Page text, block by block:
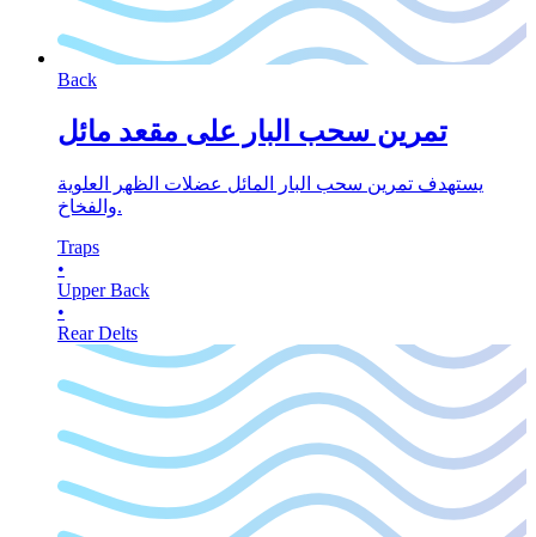
Back
تمرين سحب البار على مقعد مائل
يستهدف تمرين سحب البار المائل عضلات الظهر العلوية
والفخاخ.
Traps
•
Upper Back
•
Rear Delts